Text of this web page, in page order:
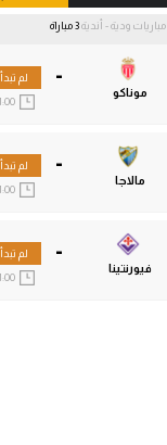
مباريات ودية - أندية
-
موناكو
لم تبدأ
-
مالاجا
لم تبدأ
-
فيورنتينا
لم تبدأ